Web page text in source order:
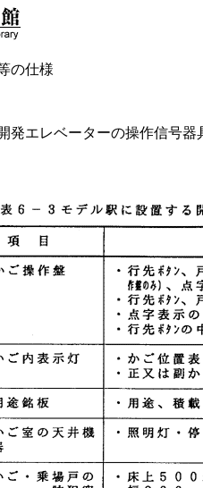
の仕様
発エレベーターの操作信号